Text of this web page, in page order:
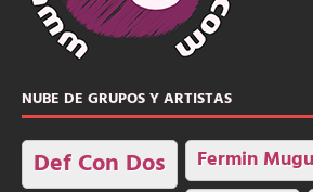
NUBE DE GRUPOS Y ARTISTAS
Def Con Dos Fermin